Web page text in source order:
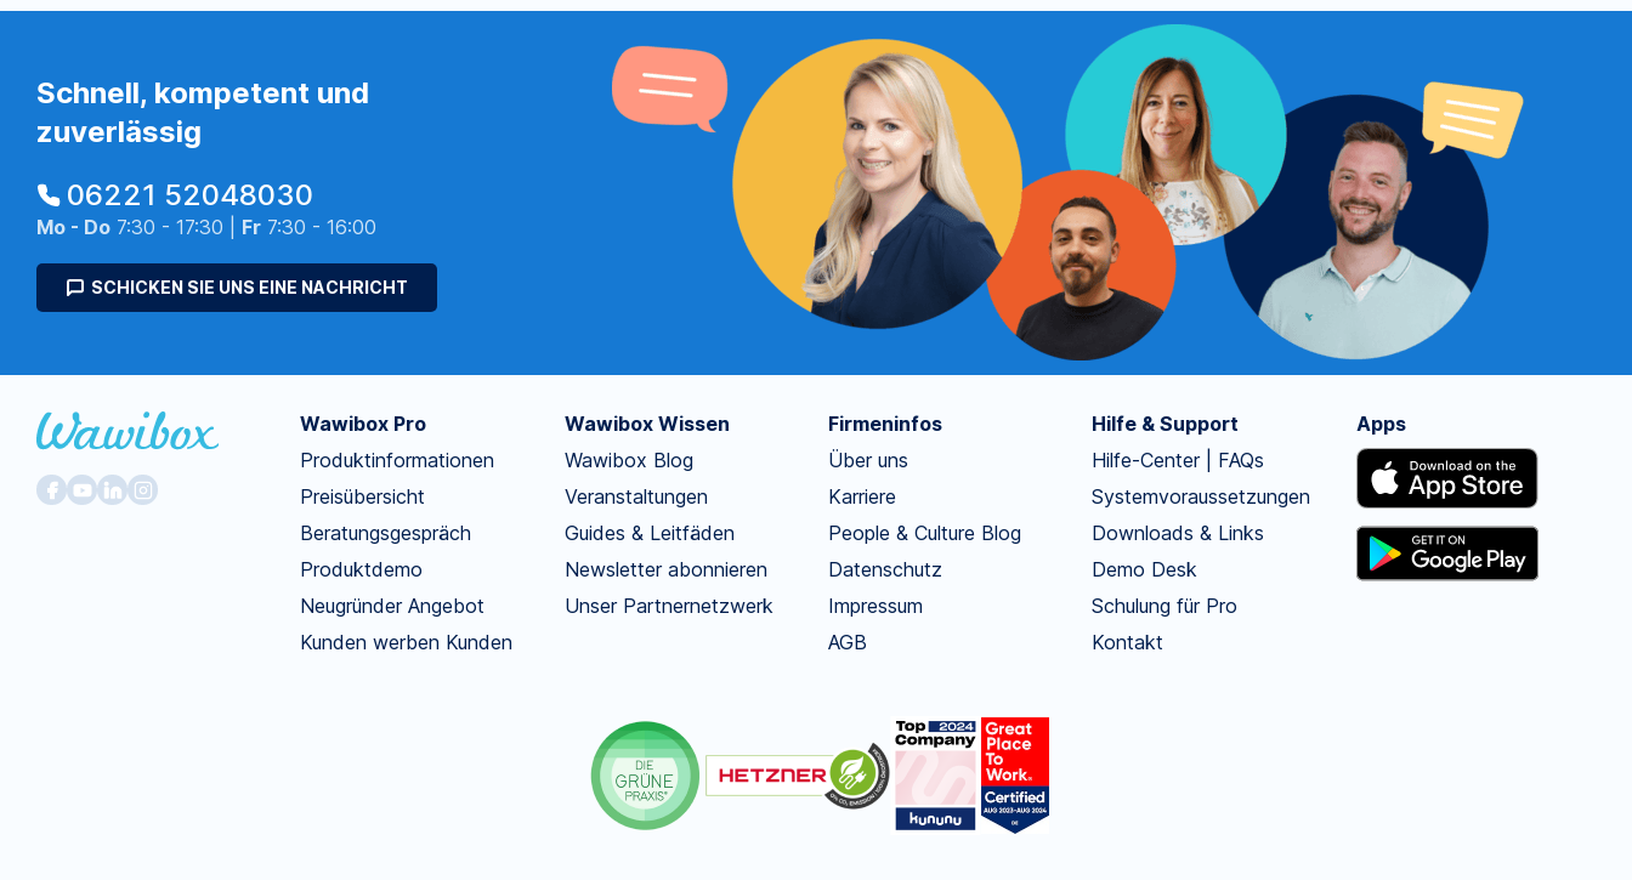
Schnell, kompetent und
zuverlässig
06221 52048030
Mo - Do 7:30 - 17:30 | Fr 7:30 - 16:00
SCHICKEN SIE UNS EINE NACHRICHT
Wawibox Pro
Produktinformationen
Preisübersicht
Beratungsgespräch
Produktdemo
Neugründer Angebot
Kunden werben Kunden
Wawibox Wissen
Wawibox Blog
Veranstaltungen
Guides & Leitfäden
Newsletter abonnieren
Unser Partnernetzwerk
Firmeninfos
Über uns
Karriere
People & Culture Blog
Datenschutz
Impressum
AGB
Hilfe & Support
Hilfe-Center | FAQs
Systemvoraussetzungen
Downloads & Links
Demo Desk
Schulung für Pro
Kontakt
Apps